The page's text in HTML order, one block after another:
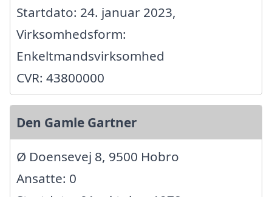
Startdato: 24. januar 2023,
Virksomhedsform:
Enkeltmandsvirksomhed
CVR: 43800000
Den Gamle Gartner
Ø Doensevej 8, 9500 Hobro
Ansatte: 0